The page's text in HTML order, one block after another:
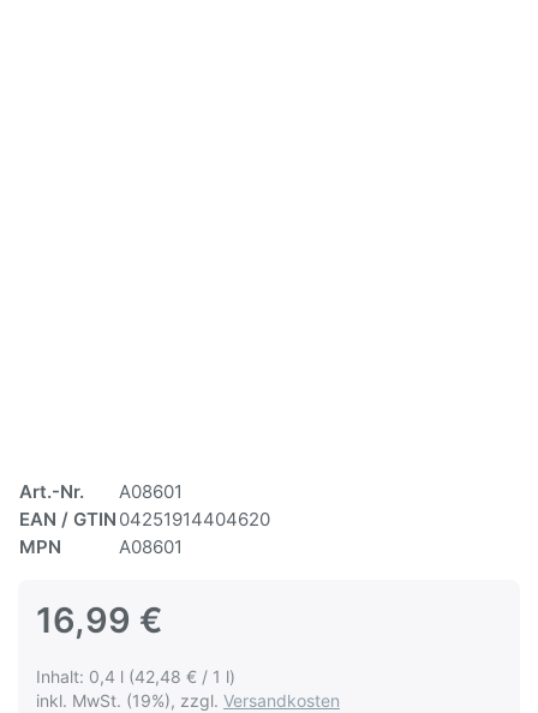
Art.-Nr.
A08601
EAN / GTIN 04251914404620
MPN
A08601
16,99 €
Inhalt: 0,4 l (42,48 € / 1 l)
inkl. MwSt. (19%), zzgl. Versandkosten